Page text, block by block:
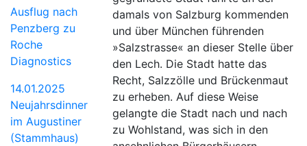
Ausflug nach
Penzberg zu
Roche
Diagnostics
14.01.2025
Neujahrsdinner
im Augustiner
(Stammhaus)
damals von Salzburg kommenden
und über München führenden
»Salzstrasse« an dieser Stelle über
den Lech. Die Stadt hatte das
Recht, Salzzölle und Brückenmaut
zu erheben. Auf diese Weise
gelangte die Stadt nach und nach
zu Wohlstand, was sich in den